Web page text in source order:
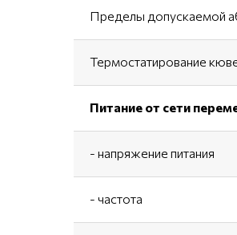
Пределы допускаемой
Термостатирование
Питание от сети
- напряжение питания
- частота